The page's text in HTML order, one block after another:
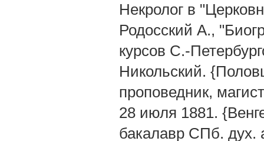
Некролог в
Родосский А.,
курсов С.-
Никольский.
проповедник,
28 июля 1881.
бакалавр СПб. дух.